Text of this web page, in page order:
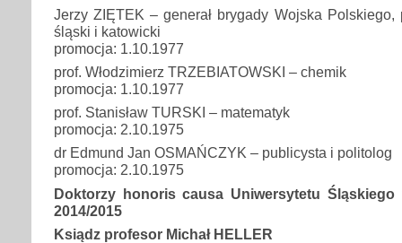
Jerzy ZIĘTEK – generał brygady Wojska Polskiego,
śląski i katowicki
promocja: 1.10.1977
prof. Włodzimierz TRZEBIATOWSKI – chemik
promocja: 1.10.1977
prof. Stanisław TURSKI – matematyk
promocja: 2.10.1975
dr Edmund Jan OSMAŃCZYK – publicysta i politolog
promocja: 2.10.1975
Doktorzy honoris causa Uniwersytetu
2014/2015
Ksiądz profesor Michał HELLER